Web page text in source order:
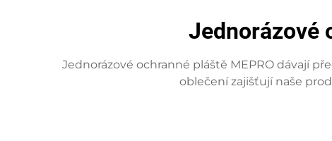
Jednorázové
Jednorázové ochranné pláště MEPRO dávají
oblečení zajišťují naše